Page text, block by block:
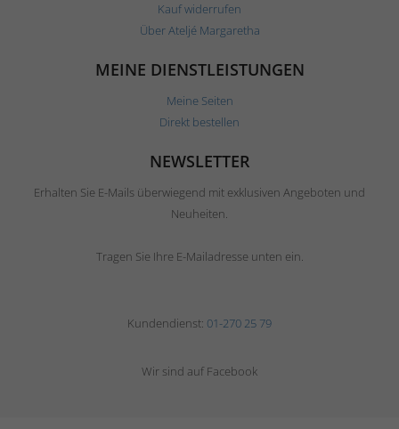
Kauf widerrufen
Über Ateljé Margaretha
MEINE DIENSTLEISTUNGEN
Meine Seiten
Direkt bestellen
NEWSLETTER
Erhalten Sie E-Mails überwiegend mit exklusiven Angeboten und
Neuheiten.
Tragen Sie Ihre E-Mailadresse unten ein.
Kundendienst: 01-270 25 79
Wir sind auf Facebook